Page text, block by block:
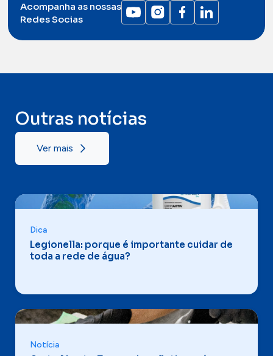
Acompanha as nossas
Redes Socias
Outras notícias
Ver mais
Dica
Legionella: porque é importante cuidar de
toda a rede de água?
Notícia